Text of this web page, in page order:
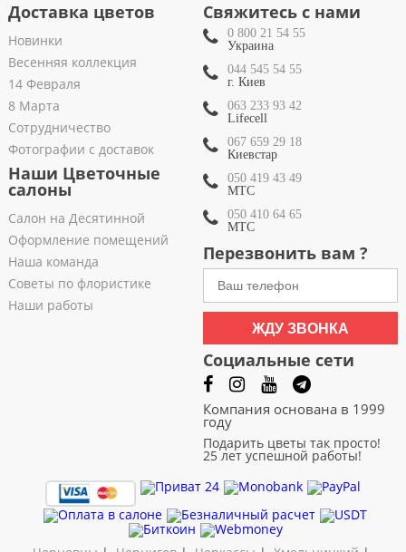
Доставка цветов
Новинки
Весенняя коллекция
14 Февраля
8 Марта
Сотрудничество
Фотографии с доставок
Наши Цветочные
салоны
Салон на Десятинной
Оформление помещений
Наша команда
Советы по флористике
Наши работы
Свяжитесь с нами
0 800 21 54 55
Украина
044 545 54 55
г. Киев
063 233 93 42
Lifecell
067 659 29 18
Киевстар
050 419 43 49
МТС
050 410 64 65
МТС
Перезвонить вам ?
ЖДУ ЗВОНКА
Социальные сети
Компания основана в 1999
году
Подарить цветы так просто!
25 лет успешной работы!